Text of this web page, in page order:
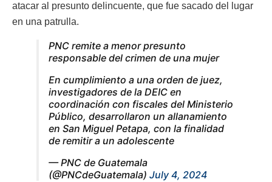
atacar al presunto delincuente, que fue sacado del lugar
en una patrulla.
PNC remite a menor presunto
responsable del crimen de una mujer
En cumplimiento a una orden de juez,
investigadores de la DEIC en
coordinación con fiscales del Ministerio
Público, desarrollaron un allanamiento
en San Miguel Petapa, con la finalidad
de remitir a un adolescente
— PNC de Guatemala
(@PNCdeGuatemala) July 4, 2024